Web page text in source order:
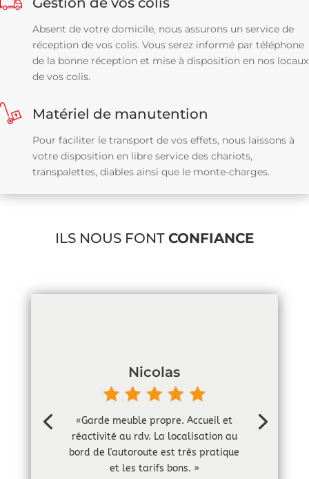
Absent de votre domicile, nous assurons un service de
réception de vos colis. Vous serez informé par téléphone
de la bonne réception et mise à disposition en nos locaux
de vos colis.
Matériel de manutention
Pour faciliter le transport de vos effets, nous laissons à
votre disposition en libre service des chariots,
transpalettes, diables ainsi que le monte-charges.
ILS NOUS FONT CONFIANCE
Nicolas
«Garde meuble propre. Accueil et
réactivité au rdv. La localisation au
bord de l'autoroute est très pratique
et les tarifs bons. »